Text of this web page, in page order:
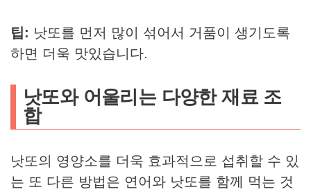
팁: 낫또를 먼저 많이 섞어서 거품이 생기도록
하면 더욱 맛있습니다.
낫또와 어울리는 다양한 재료 조
합
낫또의 영양소를 더욱 효과적으로 섭취할 수 있
는 또 다른 방법은 연어와 낫또를 함께 먹는 것